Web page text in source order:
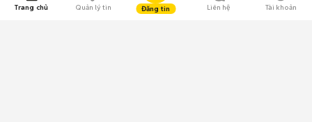
Trang chủ Quản lý tin Đăng tin Liên hệ Tài khoản